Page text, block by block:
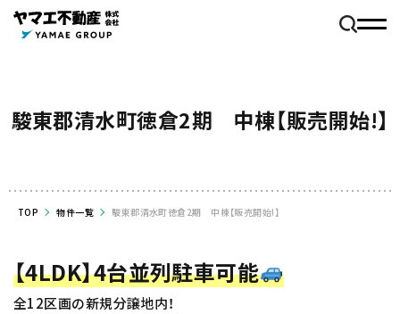
駿東郡清水町徳倉2期 中棟【販売開始!】
TOP 物件一覧 駿東郡清水町徳倉2期 中棟【販売開始!】
【4LDK】4台並列駐車可能
全12区画の新規分譲地内！